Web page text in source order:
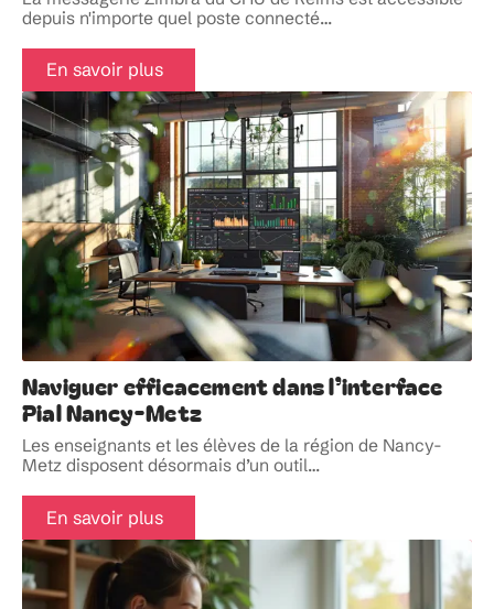
depuis n'importe quel poste connecté…
En savoir plus
Naviguer efficacement dans l’interface
Pial Nancy-Metz
Les enseignants et les élèves de la région de Nancy-
Metz disposent désormais d’un outil…
En savoir plus